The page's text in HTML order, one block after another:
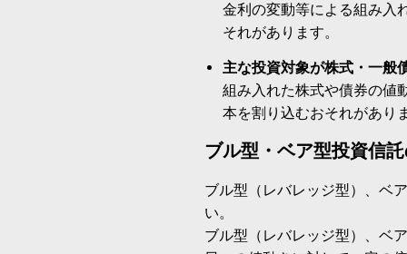
金利の変動等による組み入
それがあります。
主な投資対象が株式・一般
組み入れた株式や債券の値
本を割り込むおそれがあり
ブル型・ベア型投資信
ブル型（レバレッジ型）、ベ
い。
ブル型（レバレッジ型）、ベ